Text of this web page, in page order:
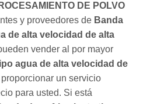
DE POLVO
y proveedores de Banda
de alta velocidad de alta
vender al por mayor
agua de alta velocidad de
un servicio
para usted. Si está